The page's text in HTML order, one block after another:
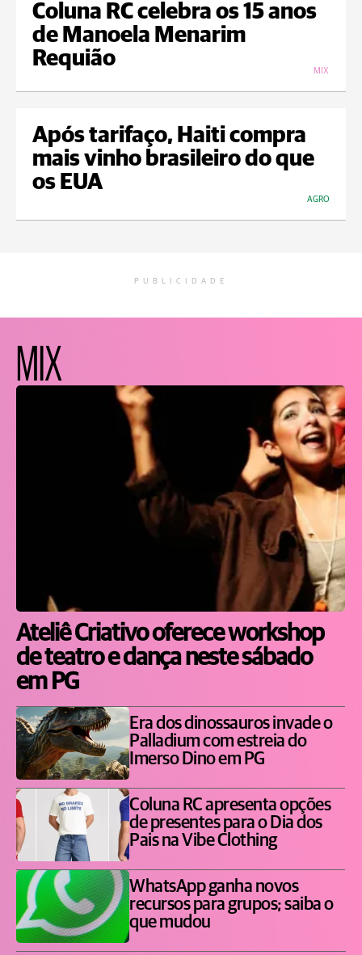
Coluna RC celebra os 15 anos
de Manoela Menarim
Requião
MIX
Após tarifaço, Haiti compra
mais vinho brasileiro do que
os EUA
AGRO
PUBLICIDADE
MIX
Ateliê Criativo oferece workshop
de teatro e dança neste sábado
em PG
Era dos dinossauros invade o
Palladium com estreia do
Imerso Dino em PG
Coluna RC apresenta opções
de presentes para o Dia dos
Pais na Vibe Clothing
WhatsApp ganha novos
recursos para grupos; saiba o
que mudou